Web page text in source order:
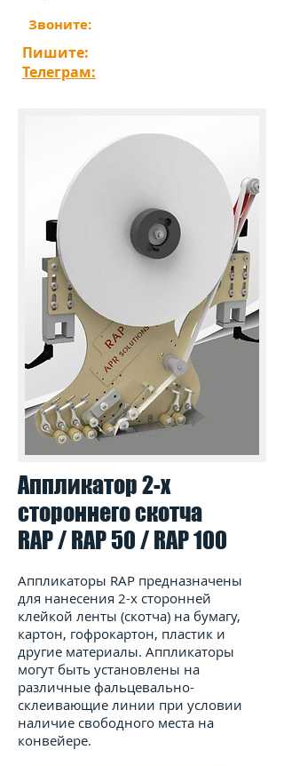
Звоните:
Пишите:
Телеграм:
Аппликатор 2-х
стороннего скотча
RAP / RAP 50 / RAP 100
Аппликаторы RAP предназначены
для нанесения 2-х сторонней
клейкой ленты (скотча) на бумагу,
картон, гофрокартон, пластик и
другие материалы. Аппликаторы
могут быть установлены на
различные фальцевально-
склеивающие линии при условии
наличие свободного места на
конвейере.